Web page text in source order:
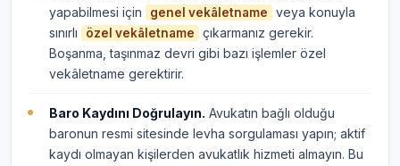
yapabilmesi için
genel vekâletname
veya konuyla
sınırlı
özel vekâletname
çıkarmanız gerekir.
Boşanma, taşınmaz devri gibi bazı işlemler özel
vekâletname gerektirir.
Baro Kaydını Doğrulayın. Avukatın bağlı olduğu
baronun resmi sitesinde levha sorgulaması yapın; aktif
kaydı olmayan kişilerden avukatlık hizmeti almayın. Bu